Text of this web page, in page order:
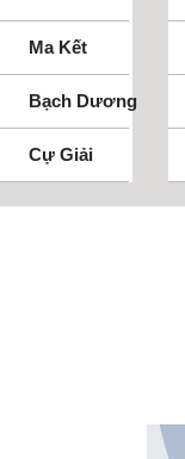
Ma Kết
Bạch Dương
Cự Giải